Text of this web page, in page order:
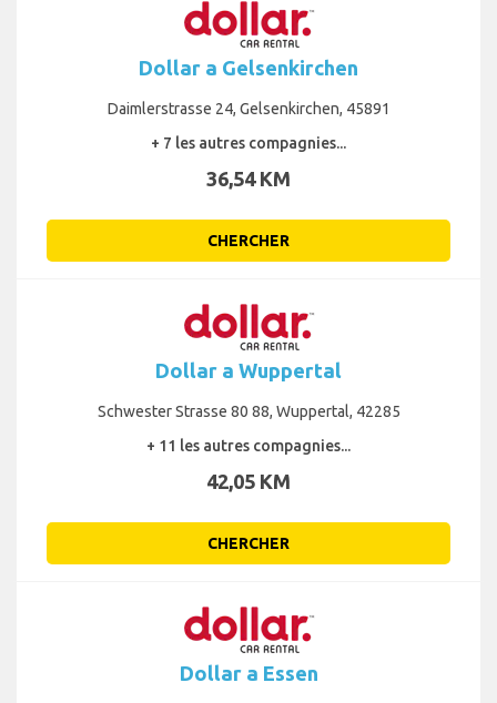
Dollar a Gelsenkirchen
Daimlerstrasse 24, Gelsenkirchen, 45891
+ 7 les autres compagnies...
36,54 KM
CHERCHER
Dollar a Wuppertal
Schwester Strasse 80 88, Wuppertal, 42285
+ 11 les autres compagnies...
42,05 KM
CHERCHER
Dollar a Essen